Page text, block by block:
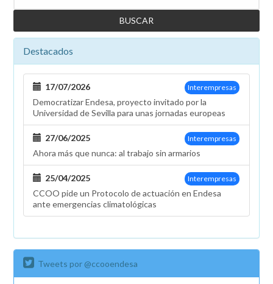
Destacados
Interempresas
17/07/2026
Democratizar Endesa, proyecto invitado por la
Universidad de Sevilla para unas jornadas europeas
Interempresas
27/06/2025
Ahora más que nunca: al trabajo sin armarios
Interempresas
25/04/2025
CCOO pide un Protocolo de actuación en Endesa
ante emergencias climatológicas
Tweets por @ccooendesa